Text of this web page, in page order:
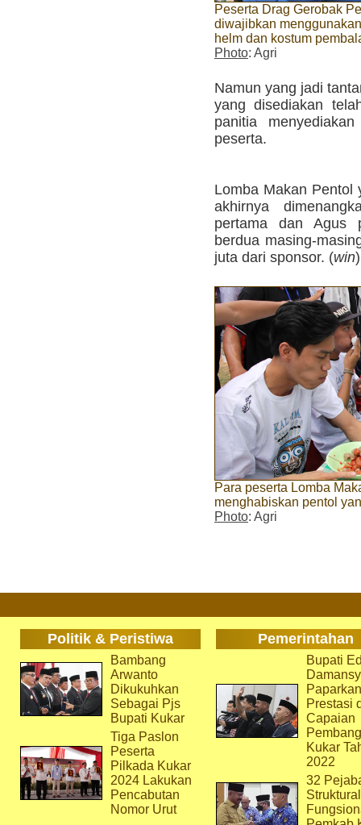
Peserta Drag Gerobak
diwajibkan menggunakan
helm dan kostum
Photo: Agri
Namun yang jadi
yang disediakan
panitia
peserta.
Lomba Makan Pentol
akhirnya
pertama dan Agus
berdua masing-
juta dari sponsor. (win)
Para peserta Lomba
menghabiskan pentol
Photo: Agri
Politik & Peristiwa Pemerintahan
Bambang
Arwanto
Dikukuhkan
Sebagai Pjs
Bupati Kukar
Tiga Paslon
Peserta
Pilkada Kukar
2024 Lakukan
Pencabutan
Nomor Urut
Bupati
Paparkan
Prestasi
Capaian
Kukar
2022
32